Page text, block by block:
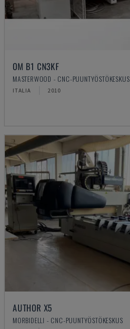
OM B1 CN3KF
MASTERWOOD - CNC-PUUNTYÖSTÖKESKUS
ITALIA 2010
AUTHOR X5
MORBIDELLI - CNC-PUUNTYÖSTÖKESKUS